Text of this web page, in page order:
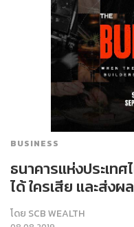
BUSINESS
ธนาคารแห่งประเท
ได้ ใครเสีย และส่ง
โดย SCB WEALTH